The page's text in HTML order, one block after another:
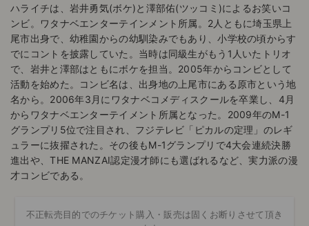
ハライチは、岩井勇気(ボケ)と澤部佑(ツッコミ)によるお笑いコ
ンビ。ワタナベエンターテインメント所属。2人ともに埼玉県上
尾市出身で、幼稚園からの幼馴染みでもあり、小学校の頃からす
でにコントを披露していた。当時は同級生がもう1人いたトリオ
で、岩井と澤部はともにボケを担当。2005年からコンビとして
活動を始めた。コンビ名は、出身地の上尾市にある原市という地
名から。2006年3月にワタナベコメディスクールを卒業し、4月
からワタナベエンターテイメント所属となった。2009年のM-1
グランプリ5位で注目され、フジテレビ「ピカルの定理」のレギ
ュラーに抜擢された。その後もM-1グランプリで4大会連続決勝
進出や、THE MANZAI認定漫才師にも選ばれるなど、実力派の漫
才コンビである。
不正転売目的でのチケット購入・販売は固くお断りさせて頂き